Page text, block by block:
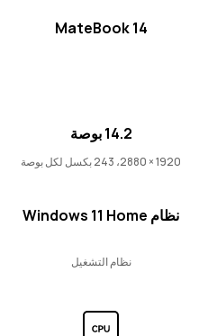
14.2 بوصة
MateBook D 16 2024
MateBook 14
14.2 بوصة
1920 × 2880، 243 بكسل لكل بوصة
نظام Windows 11 Home
نظام التشغيل